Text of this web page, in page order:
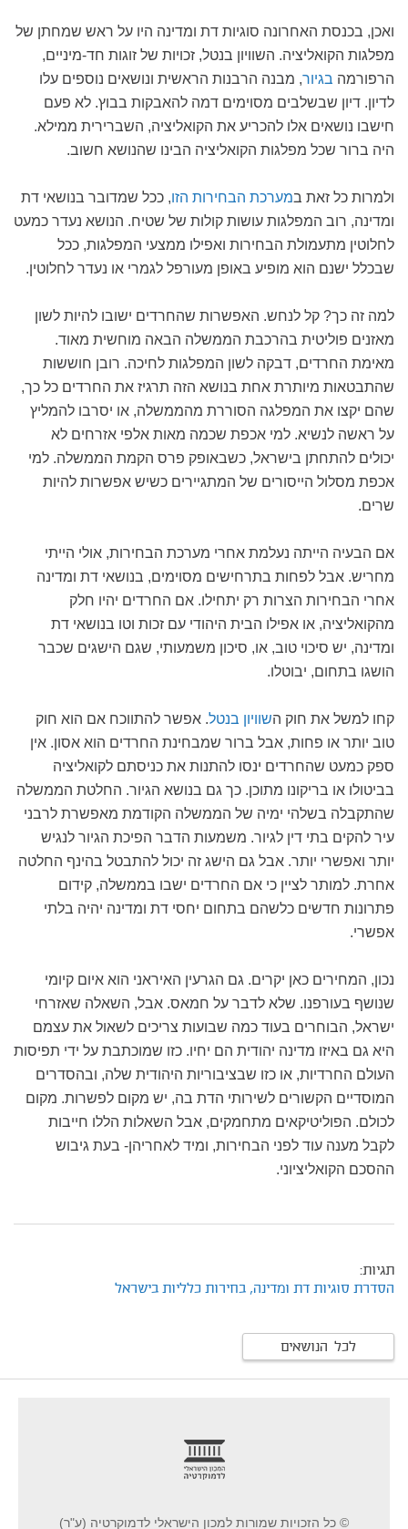
ואכן, בכנסת האחרונה סוגיות דת ומדינה היו על ראש שמחתן של
מפלגות הקואליציה. השוויון בנטל, זכויות של זוגות חד-מיניים,
הרפורמה בגיור, מבנה הרבנות הראשית ונושאים נוספים עלו
לדיון. דיון שבשלבים מסוימים דמה להאבקות בבוץ. לא פעם
חישבו נושאים אלו להכריע את הקואליציה, השברירית ממילא.
היה ברור שכל מפלגות הקואליציה הבינו שהנושא חשוב.
ולמרות כל זאת במערכת הבחירות הזו, ככל שמדובר בנושאי דת
ומדינה, רוב המפלגות עושות קולות של שטיח. הנושא נעדר כמעט
לחלוטין מתעמולת הבחירות ואפילו ממצעי המפלגות, ככל
שבכלל ישנם הוא מופיע באופן מעורפל לגמרי או נעדר לחלוטין.
למה זה כך? קל לנחש. האפשרות שהחרדים ישובו להיות לשון
מאזנים פוליטית בהרכבת הממשלה הבאה מוחשית מאוד.
מאימת החרדים, דבקה לשון המפלגות לחיכה. רובן חוששות
שהתבטאות מיותרת אחת בנושא הזה תרגיז את החרדים כל כך,
שהם יקצו את המפלגה הסוררת מהממשלה, או יסרבו להמליץ
על ראשה לנשיא. למי אכפת שכמה מאות אלפי אזרחים לא
יכולים להתחתן בישראל, כשבאופק פרס הקמת הממשלה. למי
אכפת מסלול הייסורים של המתגיירים כשיש אפשרות להיות
שרים.
אם הבעיה הייתה נעלמת אחרי מערכת הבחירות, אולי הייתי
מחריש. אבל לפחות בתרחישים מסוימים, בנושאי דת ומדינה
אחרי הבחירות הצרות רק יתחילו. אם החרדים יהיו חלק
מהקואליציה, או אפילו הבית היהודי עם זכות וטו בנושאי דת
ומדינה, יש סיכוי טוב, או, סיכון משמעותי, שגם הישגים שכבר
הושגו בתחום, יבוטלו.
קחו למשל את חוק השוויון בנטל. אפשר להתווכח אם הוא חוק
טוב יותר או פחות, אבל ברור שמבחינת החרדים הוא אסון. אין
ספק כמעט שהחרדים ינסו להתנות את כניסתם לקואליציה
בביטולו או בריקונו מתוכן. כך גם בנושא הגיור. החלטת הממשלה
שהתקבלה בשלהי ימיה של הממשלה הקודמת מאפשרת לרבני
עיר להקים בתי דין לגיור. משמעות הדבר הפיכת הגיור לנגיש
יותר ואפשרי יותר. אבל גם הישג זה יכול להתבטל בהינף החלטה
אחרת. למותר לציין כי אם החרדים ישבו בממשלה, קידום
פתרונות חדשים כלשהם בתחום יחסי דת ומדינה יהיה בלתי
אפשרי.
נכון, המחירים כאן יקרים. גם הגרעין האיראני הוא איום קיומי
שנושף בעורפנו. שלא לדבר על חמאס. אבל, השאלה שאזרחי
ישראל, הבוחרים בעוד כמה שבועות צריכים לשאול את עצמם
היא גם באיזו מדינה יהודית הם יחיו. כזו שמוכתבת על ידי תפיסות
העולם החרדיות, או כזו שבציבוריות היהודית שלה, ובהסדרים
המוסדיים הקשורים לשירותי הדת בה, יש מקום לפשרות. מקום
לכולם. הפוליטיקאים מתחמקים, אבל השאלות הללו חייבות
לקבל מענה עוד לפני הבחירות, ומיד לאחריהן- בעת גיבוש
ההסכם הקואליציוני.
תגיות:
הסדרת סוגיות דת ומדינה, בחירות כלליות בישראל
לכל הנושאים
© כל הזכויות שמורות למכון הישראלי לדמוקרטיה (ע"ר)